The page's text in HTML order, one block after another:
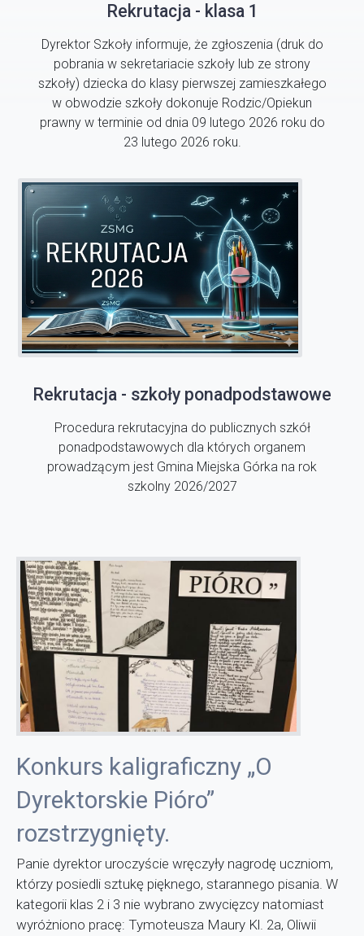
Rekrutacja - klasa 1
Dyrektor Szkoły informuje, że zgłoszenia (druk do
pobrania w sekretariacie szkoły lub ze strony
szkoły) dziecka do klasy pierwszej zamieszkałego
w obwodzie szkoły dokonuje Rodzic/Opiekun
prawny w terminie od dnia 09 lutego 2026 roku do
23 lutego 2026 roku.
Rekrutacja - szkoły ponadpodstawowe
Procedura rekrutacyjna do publicznych szkół
ponadpodstawowych dla których organem
prowadzącym jest Gmina Miejska Górka na rok
szkolny 2026/2027
Konkurs kaligraficzny „O
Dyrektorskie Pióro”
rozstrzygnięty.
Panie dyrektor uroczyście wręczyły nagrodę uczniom,
którzy posiedli sztukę pięknego, starannego pisania. W
kategorii klas 2 i 3 nie wybrano zwycięzcy natomiast
wyróżniono pracę: Tymoteusza Maury Kl. 2a, Oliwii